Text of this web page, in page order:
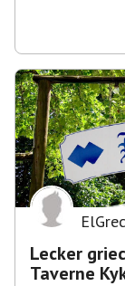
Lecker
Taverne